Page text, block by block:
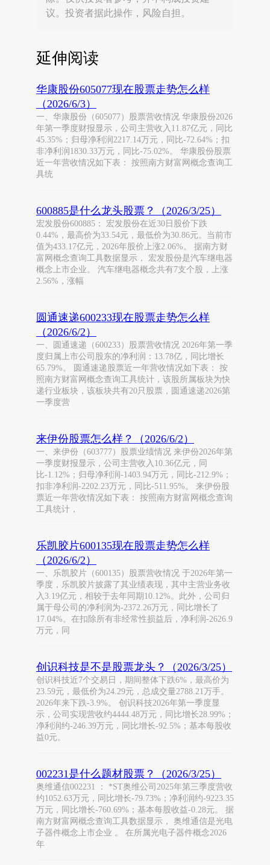
议。投资者据此操作，风险自担。
延伸阅读
华康股份605077现在股票走势怎么样
（2026/6/3）
一、华康股份（605077）股票营收情况 华康股份2026
年第一季度财报显示，公司主营收入11.87亿元，同比
45.35%；归母净利润2217.14万元，同比-72.64%；扣
非净利润1830.33万元，同比-75.02%。 华康股份股票
近一年营收情况如下表： 按照南方财富网概念查询工
具统
600885是什么龙头股票？（2026/3/25）
宏发股份600885： 宏发股份在近30日股价下跌
0.44%，最高价为33.54元，最低价为30.86元。当前市
值为433.17亿元，2026年股价上涨2.06%。 据南方财
富网概念查询工具数据显示， 宏发股份是汽车继电器
概念上市企业。 汽车继电器概念共有7支个股，上涨
2.56%，涨幅
圆通速递600233现在股票走势怎么样
（2026/6/2）
一、圆通速递（600233）股票营收情况 2026年第一季
度归属上市公司股东的净利润：13.78亿，同比增长
65.79%。 圆通速递股票近一年营收情况如下表： 按
照南方财富网概念查询工具统计，该股所属板块为快
递行业板块，该板块共有20只股票，圆通速递2026第
一季度营
来伊份股票怎么样？（2026/6/2）
一、来伊份（603777）股票业绩情况 来伊份2026年第
一季度财报显示，公司主营收入10.36亿元，同
比-1.12%；归母净利润-1403.94万元，同比-212.9%；
扣非净利润-2202.23万元，同比-511.95%。 来伊份股
票近一年营收情况如下表： 按照南方财富网概念查询
工具统计，
乐凯胶片600135现在股票走势怎么样
（2026/6/2）
一、乐凯胶片（600135）股票营收情况 于2026年第一
季度，乐凯胶片披露了其业绩表现，其中主营业务收
入3.19亿元，相较于去年同期10.12%。此外，公司归
属于母公司的净利润为-2372.26万元，同比增长了
17.04%。在扣除所有非经常性损益后，净利润-2626.9
万元，同
创识科技是不是股票龙头？（2026/3/25）
创识科技近7个交易日，期间整体下跌6%，最高价为
23.59元，最低价为24.29元，总成交量2788.21万手。
2026年来下跌-3.9%。 创识科技2026年第一季度显
示，公司实现营收约4444.48万元，同比增长28.99%；
净利润约-246.39万元，同比增长-92.5%；基本每股收
益0元。
002231是什么题材股票？（2026/3/25）
奥维通信002231 ： *ST奥维公司2025年第三季度营收
约1052.63万元，同比增长-79.73%；净利润约-9223.35
万元，同比增长-760.69%；基本每股收益-0.28元。 据
南方财富网概念查询工具数据显示， 奥维通信是光电
子器件概念上市企业 。 在所属光电子器件概念2026
年